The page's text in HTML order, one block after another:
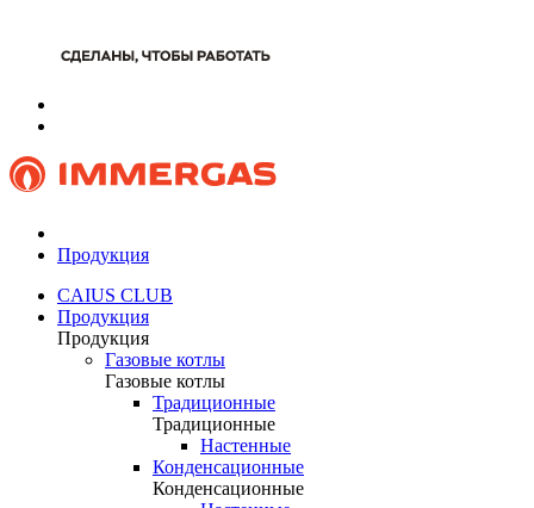
Продукция
CAIUS CLUB
Продукция
Продукция
Газовые котлы
Газовые котлы
Традиционные
Традиционные
Настенные
Конденсационные
Конденсационные